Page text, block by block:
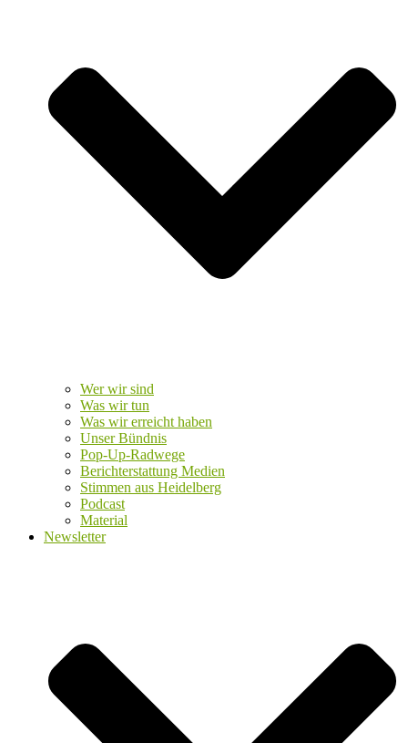
Wer wir sind
Was wir tun
Was wir erreicht haben
Unser Bündnis
Pop-Up-Radwege
Berichterstattung Medien
Stimmen aus Heidelberg
Podcast
Material
Newsletter